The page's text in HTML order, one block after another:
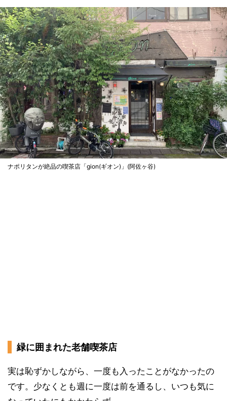
ナポリタンが絶品の喫茶店「gion(ギオン)」(阿佐ヶ谷)
緑に囲まれた老舗喫茶店
実は恥ずかしながら、一度も入ったことがなかったの
です。少なくとも週に一度は前を通るし、いつも気に